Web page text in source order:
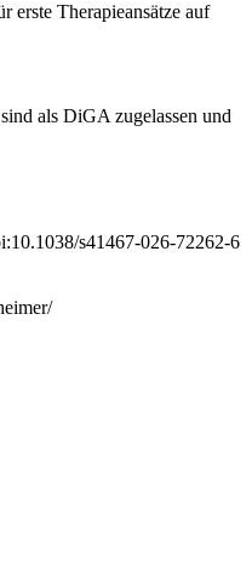
erste Therapieansätze auf
als DiGA zugelassen und
s41467-026-72262-6